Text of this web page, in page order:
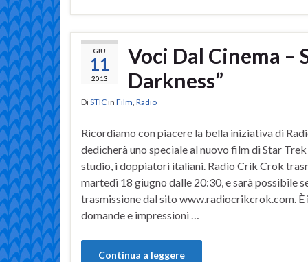
GIU
11
2013
Voci Dal Cinema –
Darkness”
DiSTICin Film, Radio
Ricordiamo con piacere la bella iniziativa di
dedicherà uno speciale al nuovo film di Star
studio, i doppiatori italiani. Radio Crik Crok
martedì 18 giugno dalle 20:30, e sarà possibile
trasmissione dal sito www.radiocrikcrok.com.
domande e impressioni …
Continua a leggere